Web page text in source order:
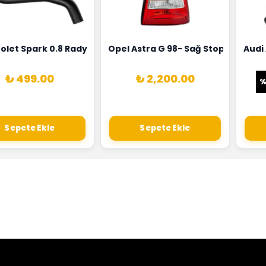
Valeo Marka 05E903018G
Spark 0.8 Radyatör Üst Hortumu Rapro Marka
₺ 499.00
Sepete Ekle
Opel Astra G 98- Sağ Stop
₺ 2,200.00
Sepete Ekle
Audi
%